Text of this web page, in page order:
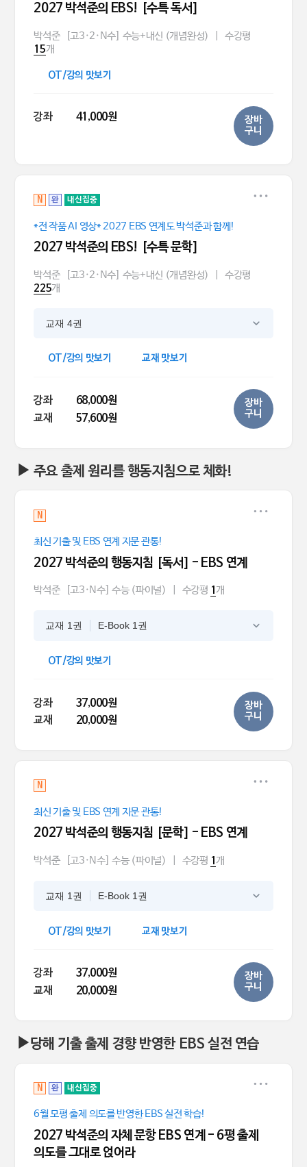
2027 박석준의 EBS! [수특 독서]
박석준 [고3·2·N수] 수능+내신 (개념완성) 수강평
15개
OT/강의 맛보기
강좌 41,000원
장바
구니
N 완 내신집중
*전 작품 AI 영상* 2027 EBS 연계도 박석준과 함께!
2027 박석준의 EBS! [수특 문학]
박석준 [고3·2·N수] 수능+내신 (개념완성) 수강평
225개
교재 4권
OT/강의 맛보기 교재 맛보기
강좌
68,000원
교재
57,600원
장바
구니
▶ 주요 출제 원리를 행동지침으로 체화!
N
최신 기출 및 EBS 연계 지문 관통!
2027 박석준의 행동지침 [독서] - EBS 연계
박석준 [고3·N수] 수능 (파이널) 수강평 1개
교재 1권 E-Book 1권
OT/강의 맛보기
강좌
37,000원
교재
20,000원
장바
구니
N
최신 기출 및 EBS 연계 지문 관통!
2027 박석준의 행동지침 [문학] - EBS 연계
박석준 [고3·N수] 수능 (파이널) 수강평 1개
교재 1권 E-Book 1권
OT/강의 맛보기 교재 맛보기
강좌
37,000원
교재
20,000원
장바
구니
▶당해 기출 출제 경향 반영한 EBS 실전 연습
N 완 내신집중
6월 모평 출제 의도를 반영한 EBS 실전 학습!
2027 박석준의 자체 문항 EBS 연계 - 6평 출제
의도를 그대로 얹어라